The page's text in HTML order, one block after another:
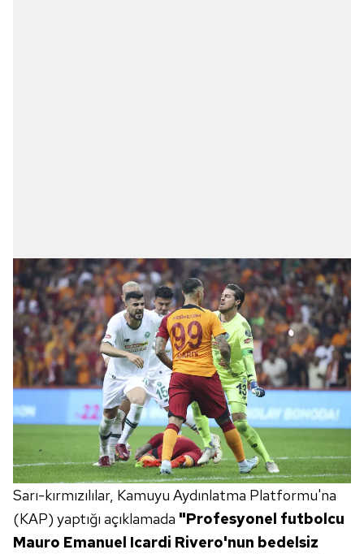
Sarı-kırmızılılar, Kamuyu Aydınlatma Platformu'na
(KAP) yaptığı açıklamada "Profesyonel futbolcu
Mauro Emanuel Icardi Rivero'nun bedelsiz